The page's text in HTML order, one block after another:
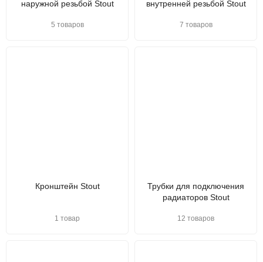
наружной резьбой Stout
5 товаров
внутренней резьбой Stout
7 товаров
Кронштейн Stout
1 товар
Трубки для подключения
радиаторов Stout
12 товаров